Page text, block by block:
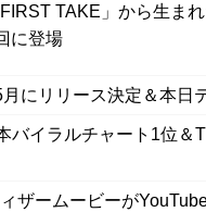
TAKE」から生ま
に登場
にリリース決定＆本日
バイラルチャート1位＆
ザームービーが